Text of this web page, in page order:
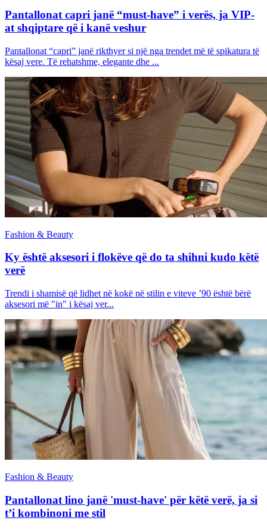
Pantallonat capri janë “must-have” i verës, ja VIP-
at shqiptare që i kanë veshur
Pantallonat “capri” janë rikthyer si një nga trendet më të spikatura të
kësaj vere. Të rehatshme, elegante dhe ...
Fashion & Beauty
Ky është aksesori i flokëve që do ta shihni kudo këtë
verë
Trendi i shamisë që lidhet në kokë në stilin e viteve ’90 është bërë
aksesori më "in" i kësaj ver...
Fashion & Beauty
Pantallonat lino janë 'must-have' për këtë verë, ja si
t’i kombinoni me stil